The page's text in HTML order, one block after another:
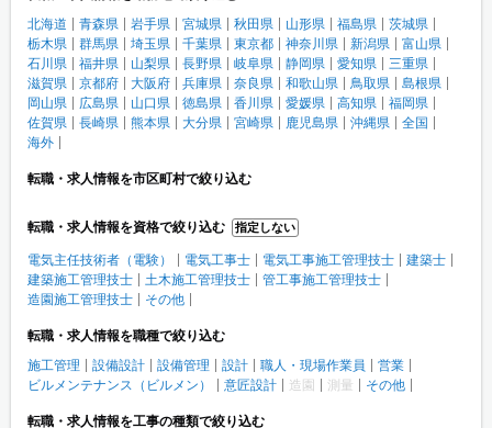
北海道
青森県 岩手県 宮城県 秋田県 山形県 福島県
茨城県
栃木県
群馬県 埼玉県 千葉県 東京都 神奈川県 新潟県
富山県
石川県
福井県 山梨県 長野県 岐阜県 静岡県 愛知県
三重県
滋賀県
京都府 大阪府 兵庫県 奈良県 和歌山県 鳥取県
島根県
岡山県
広島県 山口県 徳島県 香川県 愛媛県 高知県
福岡県
佐賀県
長崎県 熊本県 大分県 宮崎県 鹿児島県 沖縄県
全国
海外
転職・求人情報を市区町村で絞り込む
転職・求人情報を資格で絞り込む 指定しない
電気主任技術者（電験） 電気工事士 電気工事施工管理技士
建築士
建築施工管理技士
土木施工管理技士
管工事施工管理技士
造園施工管理技士
その他
転職・求人情報を職種で絞り込む
施工管理
設備設計 設備管理 設計 職人・現場作業員
営業
ビルメンテナンス（ビルメン）
意匠設計 造園 測量 その他
転職・求人情報を工事の種類で絞り込む